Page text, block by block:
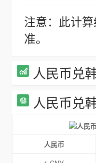
注意：此计
准。
人民币兑
人民币兑
人民币